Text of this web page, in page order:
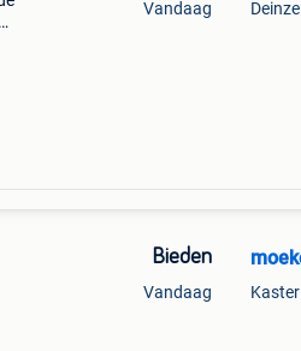
Vandaag Deinze
Bieden
Vandaag